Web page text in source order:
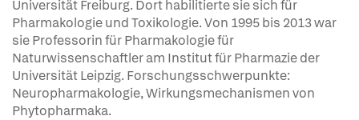
Universität Freiburg. Dort habilitierte sie sich für
Pharmakologie und Toxikologie. Von 1995 bis 2013 war
sie Professorin für Pharmakologie für
Naturwissenschaftler am Institut für Pharmazie der
Universität Leipzig. Forschungsschwerpunkte:
Neuropharmakologie, Wirkungsmechanismen von
Phytopharmaka.